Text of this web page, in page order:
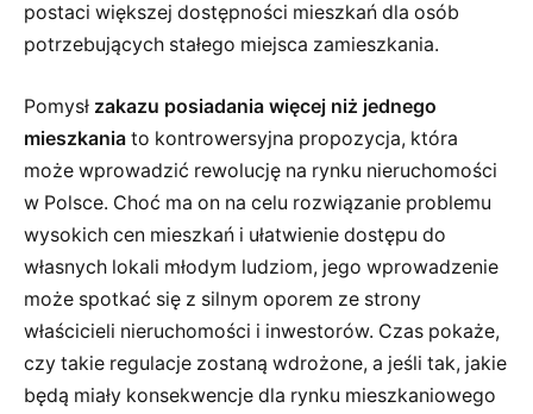
postaci większej dostępności mieszkań dla osób
potrzebujących stałego miejsca zamieszkania.
Pomysł zakazu posiadania więcej niż jednego
mieszkania to kontrowersyjna propozycja, która
może wprowadzić rewolucję na rynku nieruchomości
w Polsce. Choć ma on na celu rozwiązanie problemu
wysokich cen mieszkań i ułatwienie dostępu do
własnych lokali młodym ludziom, jego wprowadzenie
może spotkać się z silnym oporem ze strony
właścicieli nieruchomości i inwestorów. Czas pokaże,
czy takie regulacje zostaną wdrożone, a jeśli tak, jakie
będą miały konsekwencje dla rynku mieszkaniowego